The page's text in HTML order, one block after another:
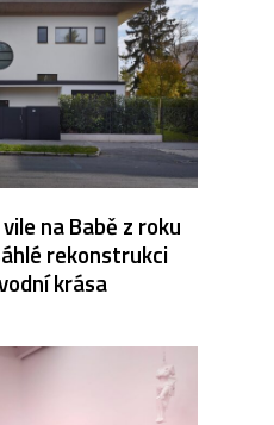
na Babě z roku
rekonstrukci
krása